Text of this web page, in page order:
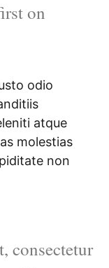
on
odio
atque
molestias
non
consectetur